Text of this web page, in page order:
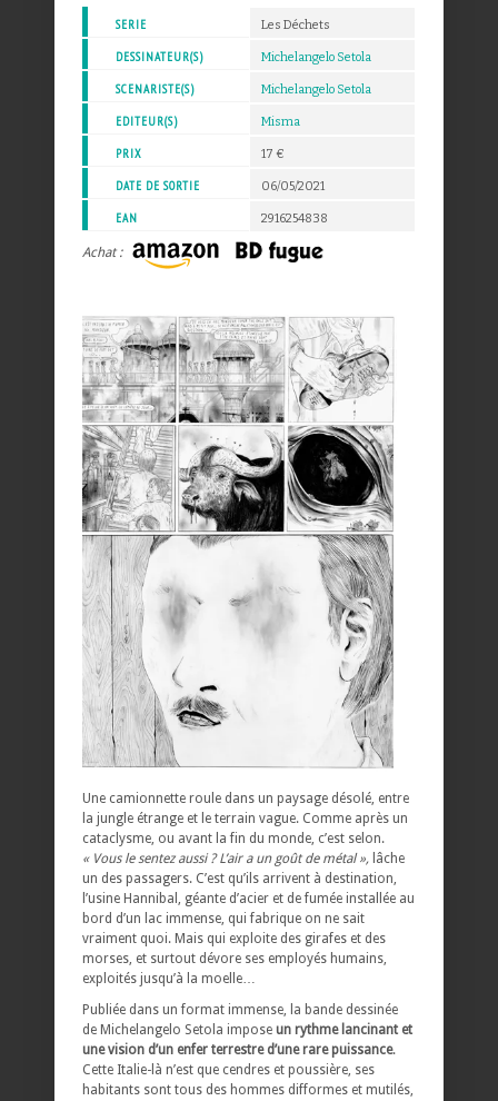
SERIE Les Déchets
DESSINATEUR(S) Michelangelo Setola
SCENARISTE(S) Michelangelo Setola
EDITEUR(S) Misma
PRIX 17 €
DATE DE SORTIE 06/05/2021
EAN 2916254838
Achat :
Une camionnette roule dans un paysage désolé, entre
la jungle étrange et le terrain vague. Comme après un
cataclysme, ou avant la fin du monde, c’est selon.
« Vous le sentez aussi ? L’air a un goût de métal », lâche
un des passagers. C’est qu’ils arrivent à destination,
l’usine Hannibal, géante d’acier et de fumée installée au
bord d’un lac immense, qui fabrique on ne sait
vraiment quoi. Mais qui exploite des girafes et des
morses, et surtout dévore ses employés humains,
exploités jusqu’à la moelle…
Publiée dans un format immense, la bande dessinée
de Michelangelo Setola impose un rythme lancinant et
une vision d’un enfer terrestre d’une rare puissance.
Cette Italie-là n’est que cendres et poussière, ses
habitants sont tous des hommes difformes et mutilés,